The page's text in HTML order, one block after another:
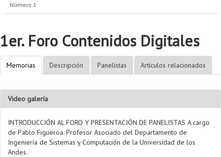
Número 1
1er. Foro Contenidos Digitales
Memorias Descripción Panelistas Artículos relacionados
Video galería
INTRODUCCIÓN AL FORO Y PRESENTACIÓN DE PANELISTAS A cargo
de Pablo Figueroa. Profesor Asociado del Departamento de
Ingeniería de Sistemas y Computación de la Universidad de los
Andes.